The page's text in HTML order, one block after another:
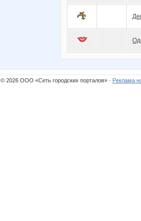
© 2026 ООО «Сеть городских порталов» · Реклама